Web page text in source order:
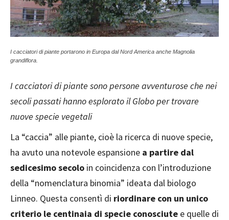
I cacciatori di piante portarono in Europa dal Nord America anche Magnolia
grandiflora.
I cacciatori di piante sono persone avventurose che nei
secoli passati hanno esplorato il Globo per trovare
nuove specie vegetali
La “caccia” alle piante, cioè la ricerca di nuove specie,
ha avuto una notevole espansione a partire dal
sedicesimo secolo in coincidenza con l’introduzione
della “nomenclatura binomia” ideata dal biologo
Linneo. Questa consentì di riordinare con un unico
criterio le centinaia di specie conosciute e quelle di